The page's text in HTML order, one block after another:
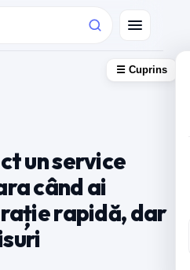
☰ Cuprins
un service
când ai
rapidă, dar